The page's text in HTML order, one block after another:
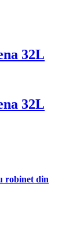
32L
32L
robinet din